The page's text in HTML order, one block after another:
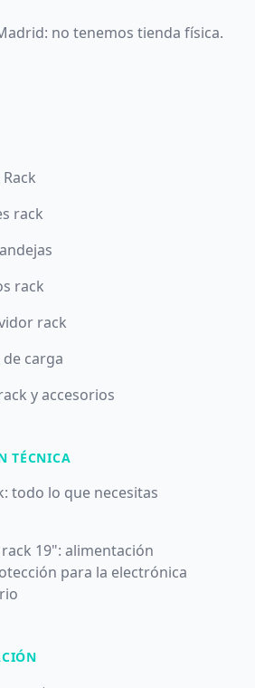
no tenemos tienda física.
rack
rack
rack
carga
y accesorios
TÉCNICA
todo lo que necesitas
rack 19": alimentación
para la electrónica